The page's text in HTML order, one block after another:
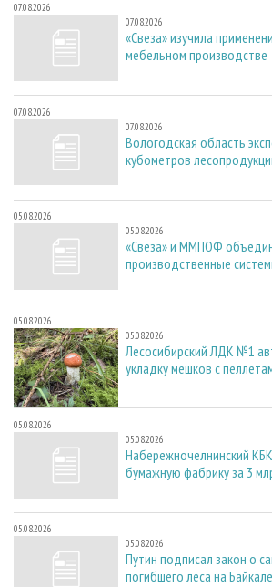
07.08.2026
07.08.2026
«Свеза» изучила
мебельном производстве
07.08.2026
07.08.2026
Вологодская область
кубометров
05.08.2026
05.08.2026
«Свеза» и ММПОФ
производственные
05.08.2026
05.08.2026
Лесосибирский ЛДК №1
укладку мешков с
05.08.2026
05.08.2026
Набережночелнинский
бумажную фабрику за 3
05.08.2026
05.08.2026
Путин подписал закон о
погибшего леса на Байкале